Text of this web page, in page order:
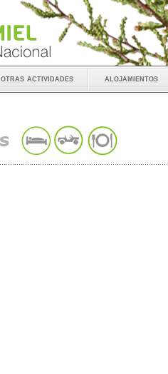
otras actividades alojamientos